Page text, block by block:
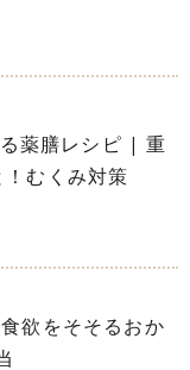
薬膳レシピ | 重
むくみ対策
欲をそそるおか